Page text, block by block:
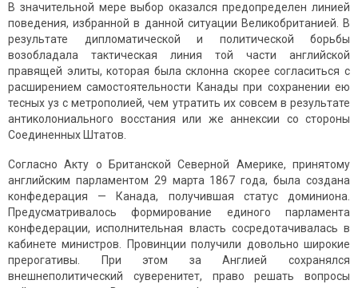
В значительной мере выбор оказался предопределен линией
пове­дения, избранной в данной ситуации Великобританией. В
результате дипломатической и политической борьбы
возобладала тактическая линия той части английской
правящей элиты, которая была склонна скорее согласиться с
расширением самостоятельности Канады при сохранении ею
тесных уз с метрополией, чем утратить их совсем в результате
антиколониального восстания или же аннексии со стороны
Соединенных Штатов.
Согласно Акту о Британской Северной Америке, принятому
английским парламентом 29 марта 1867 года, была создана
конфеде­рация — Канада, получившая статус доминиона.
Предусматривалось формирование единого парламента
конфедерации, исполнительная власть сосредотачивалась в
кабинете министров. Провинции получили довольно широкие
прерогативы. При этом за Англией сохранялся
внешнеполитический суверенитет, право решать вопросы